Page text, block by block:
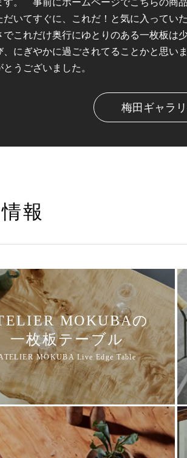
だいてすぐに、これだ！と気に入ってい
でこれだけ奥行にゆとりのある一枚板は
、にぎやかに過ごされてることかと思
とうございました。
梅田ギャラ
報
MOKUBAの
一枚板テーブル